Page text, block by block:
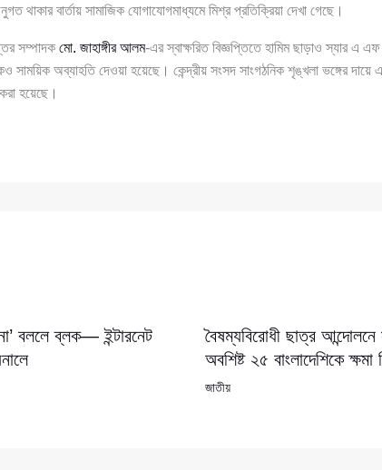
থাকার বার্তায় সামাজিক যোগাযোগমাধ্যমে মিশ্র প্রতিক্রিয়া দেখা গেছে।
সম্পাদক মো. জাহাঙ্গীর আলম-এর স্বাক্ষরিত বিজ্ঞপ্তিতে হামিম ছাড়াও স্যার এ
সাময়িক অব্যাহতি দেওয়া হয়েছে। কেন্দ্রীয় সংসদ সাংগঠনিক শৃঙ্খলা ভঙ্গের
হয়েছে।
বললে ব্লক— ইন্টারনেট
বৈষম্যবিরোধী ছাত্র
অবশিষ্ট ২৫ বাংলাদেশিকে
জাতীয়